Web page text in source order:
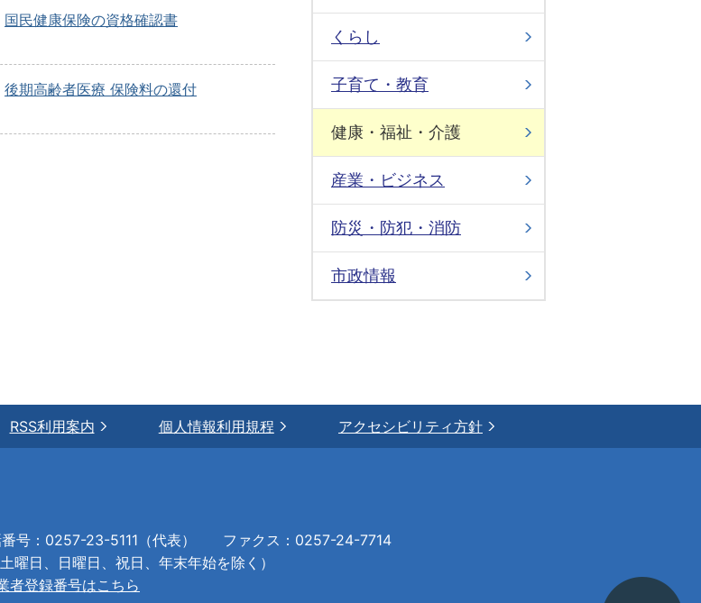
国民健康保険の資格確認書
後期高齢者医療 保険料の還付
くらし
子育て・教育
健康・福祉・介護
産業・ビジネス
防災・防犯・消防
市政情報
RSS利用案内 個人情報利用規程 アクセシビリティ方針
号：0257-23-5111（代表）
ファクス：0257-24-7714
日、日曜日、祝日、年末年始を除く）
者登録番号はこちら